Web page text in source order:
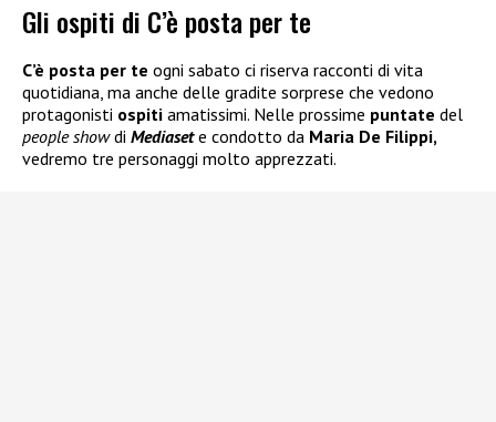
Gli ospiti di C’è posta per te
C’è posta per te ogni sabato ci riserva racconti di vita
quotidiana, ma anche delle gradite sorprese che vedono
protagonisti ospiti amatissimi. Nelle prossime puntate del
people showdi Mediasete condotto da Maria De Filippi,
vedremo tre personaggi molto apprezzati.